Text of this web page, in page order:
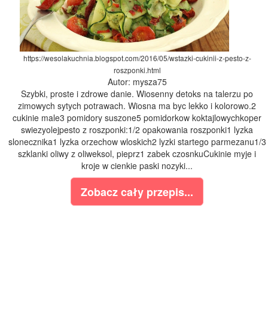
https://wesolakuchnia.blogspot.com/2016/05/wstazki-cukinii-z-pesto-z-
roszponki.html
Autor: mysza75
Szybki, proste i zdrowe danie. Wiosenny detoks na talerzu po
zimowych sytych potrawach. Wiosna ma byc lekko i kolorowo.2
cukinie male3 pomidory suszone5 pomidorkow koktajlowychkoper
swiezyolejpesto z roszponki:1/2 opakowania roszponki1 lyzka
slonecznika1 lyzka orzechow wloskich2 lyzki startego parmezanu1/3
szklanki oliwy z oliweksol, pieprz1 zabek czosnkuCukinie myje i
kroje w cienkie paski nozyki...
Zobacz cały przepis...